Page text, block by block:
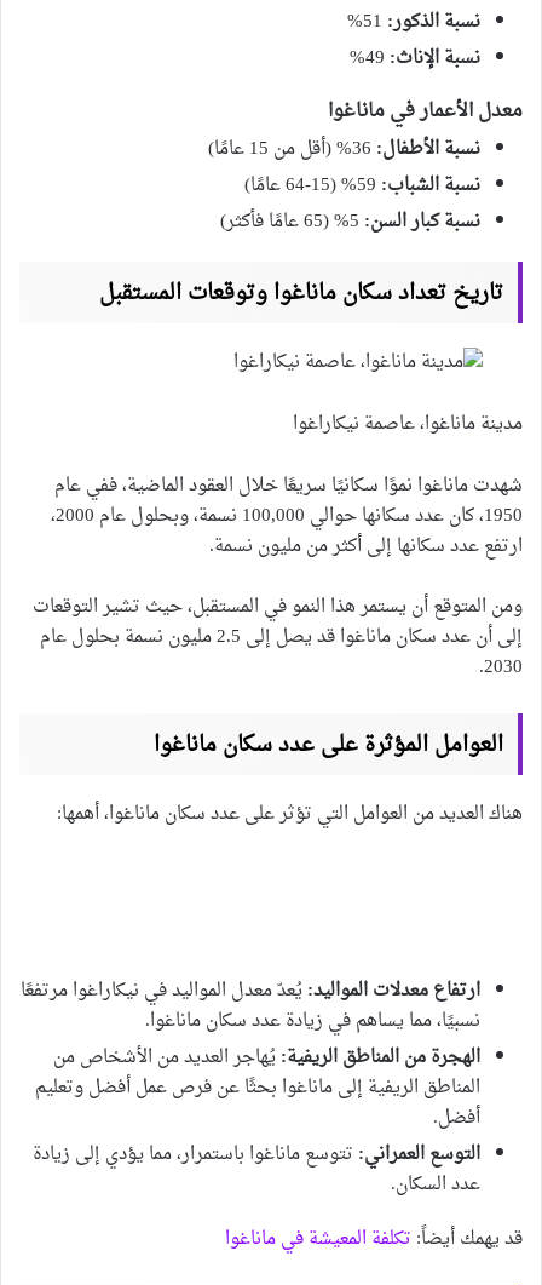
نسبة الذكور:
نسبة الإناث:
معدل الأعمار في ماناغوا
نسبة الأطفال:
نسبة الشباب:
نسبة كبار السن:
تاريخ تعداد سكان ماناغوا وتوقعات المستقبل
مدينة ماناغوا، عاصمة نيكاراغوا
شهدت ماناغوا نموًا سكانيًا سريعًا خلال العقود الماضية، ففي عام
1950، كان عدد سكانها حوالي 100,000 نسمة، وبحلول عام 2000،
ارتفع عدد سكانها إلى أكثر من مليون نسمة.
ومن المتوقع أن يستمر هذا النمو في المستقبل، حيث تشير التوقعات
إلى أن عدد سكان ماناغوا قد يصل إلى 2.5 مليون نسمة بحلول عام
2030.
العوامل المؤثرة على عدد سكان ماناغوا
هناك العديد من العوامل التي تؤثر على عدد سكان ماناغوا، أهمها:
ارتفاع معدلات المواليد:يُعدّ معدل المواليد في نيكاراغوا مرتفعًا
نسبيًا، مما يساهم في زيادة عدد سكان ماناغوا.
الهجرة من المناطق الريفية:يُهاجر العديد من الأشخاص من
المناطق الريفية إلى ماناغوا بحثًا عن فرص عمل أفضل وتعليم
أفضل.
التوسع العمراني: تتوسع ماناغوا باستمرار، مما يؤدي إلى زيادة
عدد السكان.
قد يهمك أيضاً: تكلفة المعيشة في ماناغوا